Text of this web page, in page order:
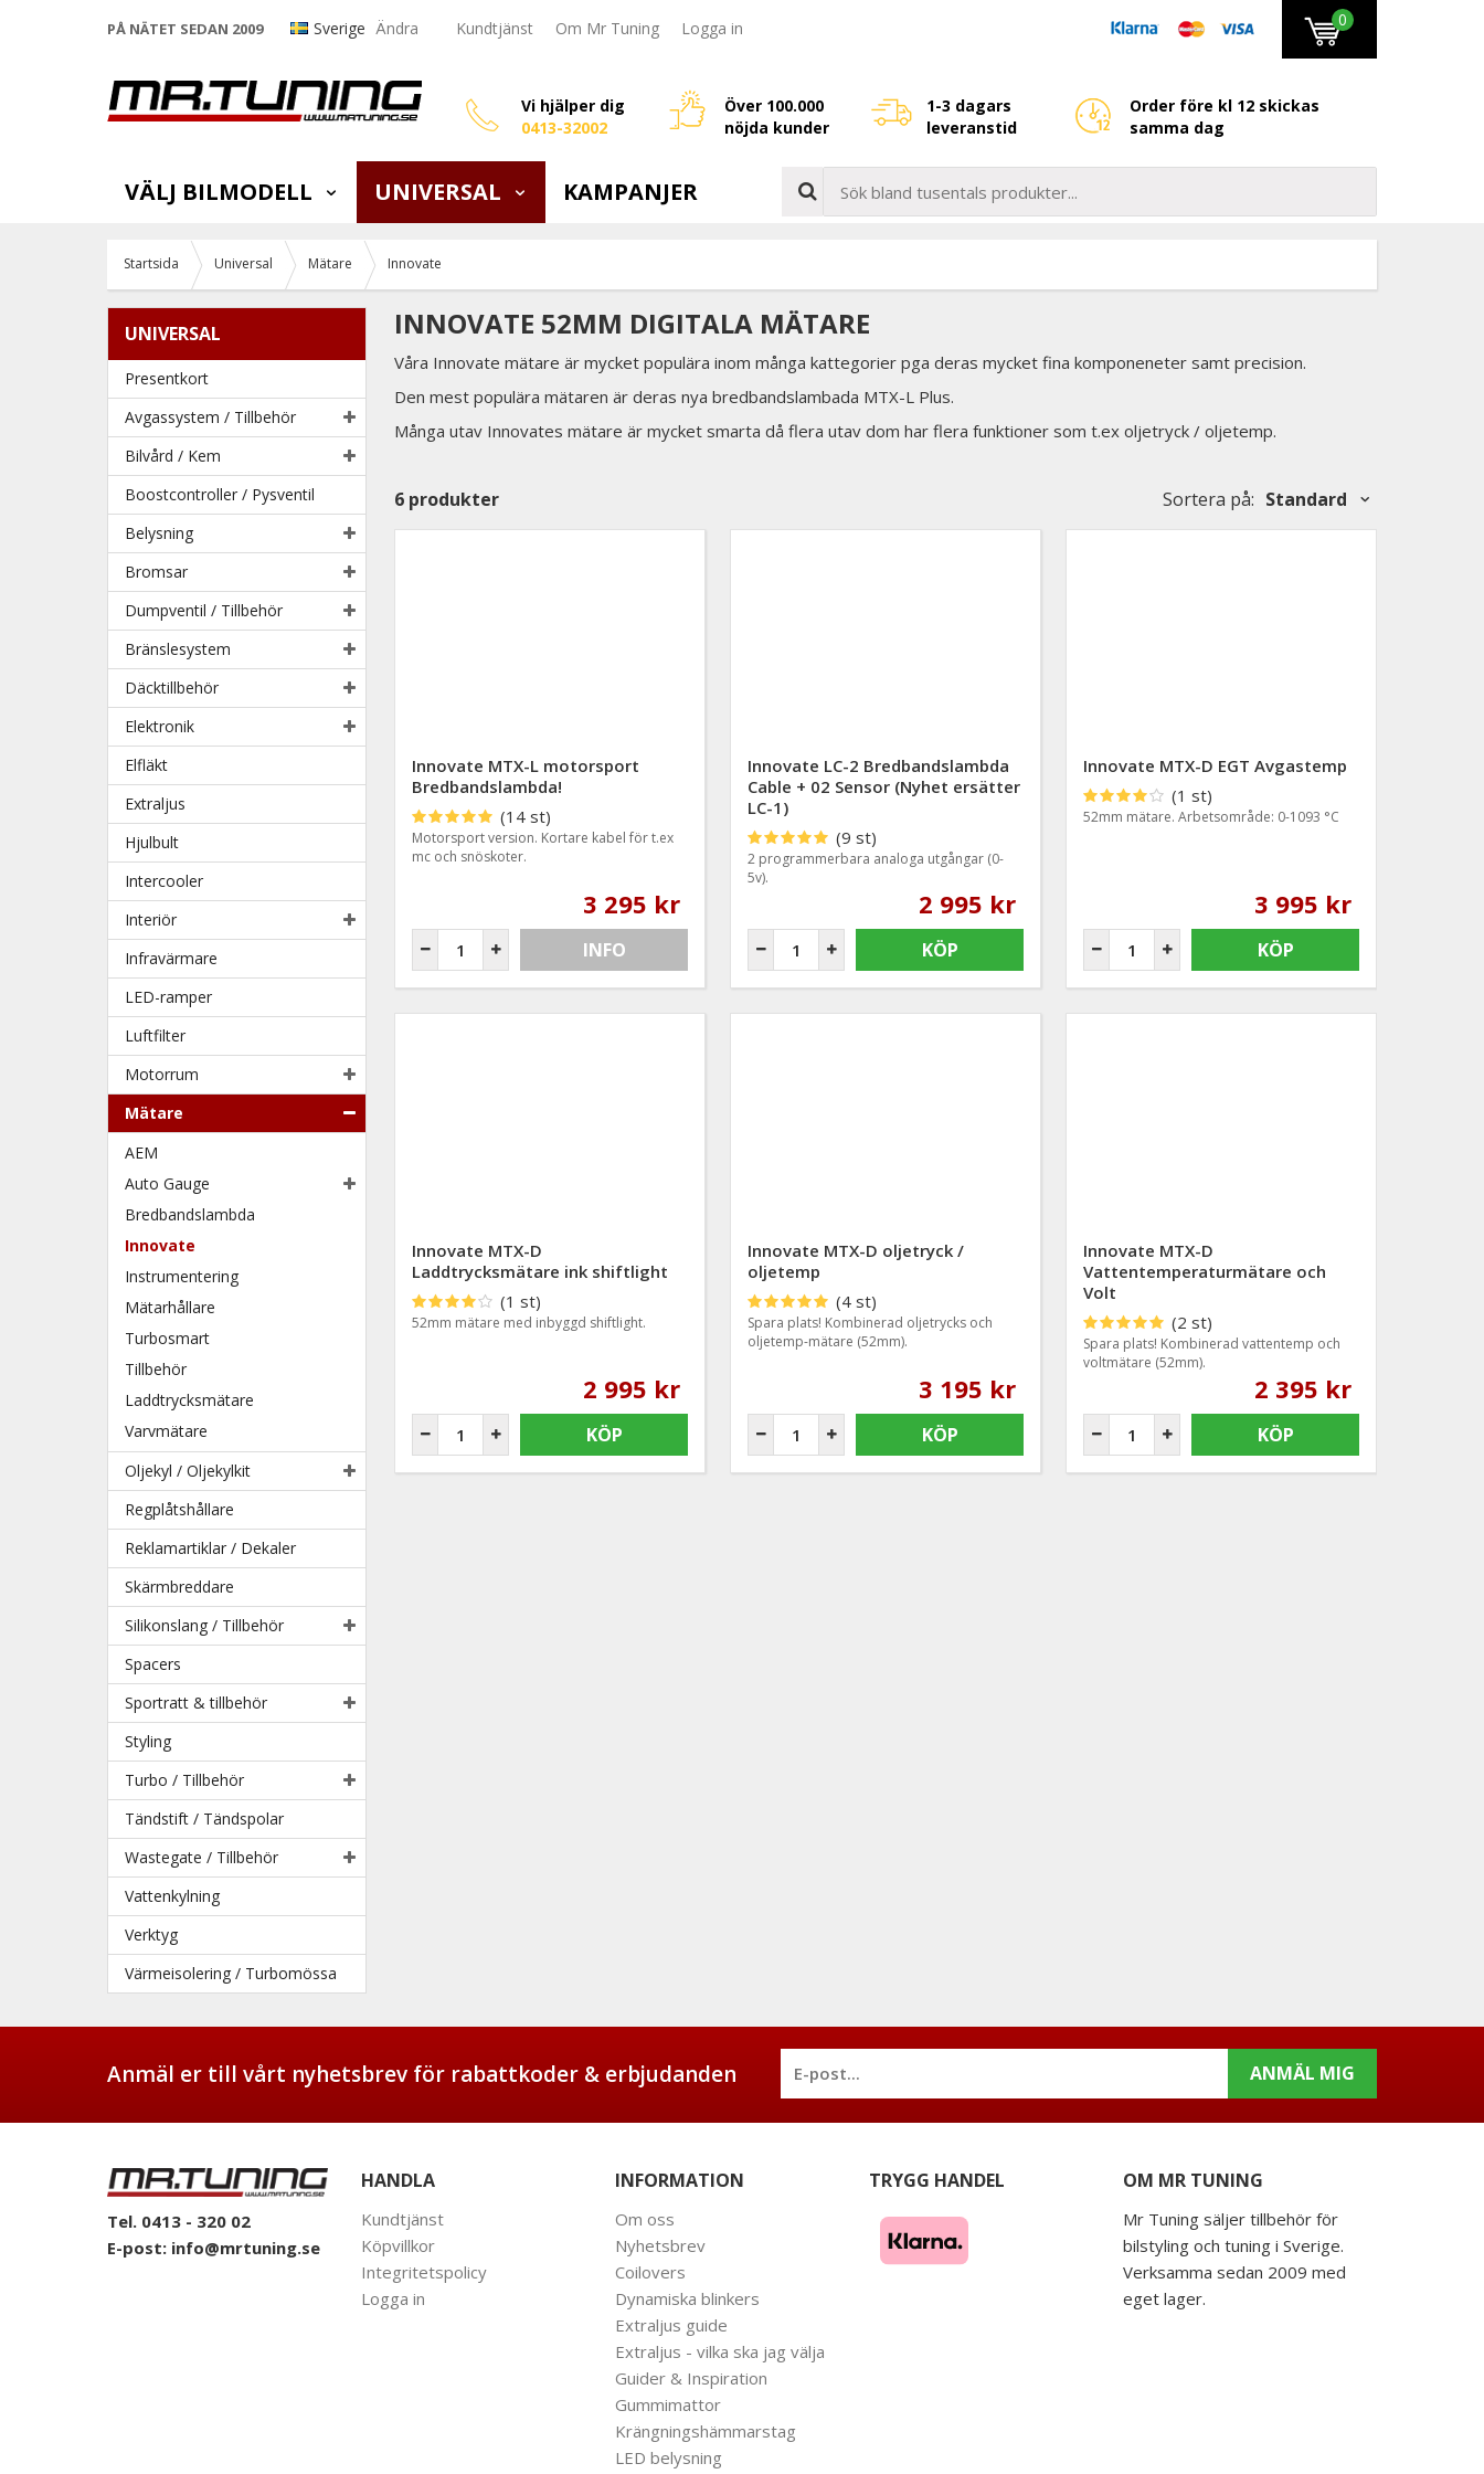
PÅ NÄTET SEDAN 2009 Sverige Ändra Kundtjänst Om Mr Tuning Logga in 0
Vi hjälper dig
0413-32002
Över 100.000
nöjda kunder
1-3 dagars
leveranstid
Order före kl 12 skickas
samma dag
VÄLJ BILMODELL UNIVERSAL KAMPANJER
Startsida Universal Mätare Innovate
UNIVERSAL
Presentkort
Avgassystem / Tillbehör
Bilvård / Kem
Boostcontroller / Pysventil
Belysning
Bromsar
Dumpventil / Tillbehör
Bränslesystem
Däcktillbehör
Elektronik
Elfläkt
Extraljus
Hjulbult
Intercooler
Interiör
Infravärmare
LED-ramper
Luftfilter
Motorrum
Mätare
AEM
Auto Gauge
Bredbandslambda
Innovate
Instrumentering
Mätarhållare
Turbosmart
Tillbehör
Laddtrycksmätare
Varvmätare
Oljekyl / Oljekylkit
Regplåtshållare
Reklamartiklar / Dekaler
Skärmbreddare
Silikonslang / Tillbehör
Spacers
Sportratt & tillbehör
Styling
Turbo / Tillbehör
Tändstift / Tändspolar
Wastegate / Tillbehör
Vattenkylning
Verktyg
Värmeisolering / Turbomössa
INNOVATE 52MM DIGITALA MÄTARE
Våra Innovate mätare är mycket populära inom många kattegorier pga deras mycket fina komponeneter samt precision.
Den mest populära mätaren är deras nya bredbandslambada MTX-L Plus.
Många utav Innovates mätare är mycket smarta då flera utav dom har flera funktioner som t.ex oljetryck / oljetemp.
6 produkter Sortera på: Standard
Innovate MTX-L motorsport
Bredbandslambda!
(14 st)
Motorsport version. Kortare kabel för t.ex
mc och snöskoter.
3 295 kr
INFO
Innovate LC-2 Bredbandslambda
Cable + 02 Sensor (Nyhet ersätter
LC-1)
(9 st)
2 programmerbara analoga utgångar (0-
5v).
2 995 kr
KÖP
Innovate MTX-D EGT Avgastemp
(1 st)
52mm mätare. Arbetsområde: 0-1093 °C
3 995 kr
KÖP
Innovate MTX-D
Laddtrycksmätare ink shiftlight
(1 st)
52mm mätare med inbyggd shiftlight.
2 995 kr
KÖP
Innovate MTX-D oljetryck /
oljetemp
(4 st)
Spara plats! Kombinerad oljetrycks och
oljetemp-mätare (52mm).
3 195 kr
KÖP
Innovate MTX-D
Vattentemperaturmätare och
Volt
(2 st)
Spara plats! Kombinerad vattentemp och
voltmätare (52mm).
2 395 kr
KÖP
Anmäl er till vårt nyhetsbrev för rabattkoder & erbjudanden ANMÄL MIG
Tel. 0413 - 320 02
E-post: info@mrtuning.se
HANDLA
Kundtjänst
Köpvillkor
Integritetspolicy
Logga in
INFORMATION
Om oss
Nyhetsbrev
Coilovers
Dynamiska blinkers
Extraljus guide
Extraljus - vilka ska jag välja
Guider & Inspiration
Gummimattor
Krängningshämmarstag
LED belysning
TRYGG HANDEL OM MR TUNING
Mr Tuning säljer tillbehör för
bilstyling och tuning i Sverige.
Verksamma sedan 2009 med
eget lager.